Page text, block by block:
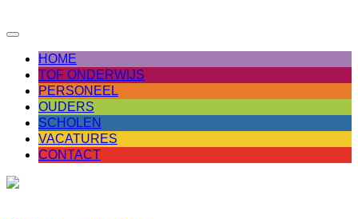
Toggle
navigation
HOME
TOF ONDERWIJS
PERSONEEL
OUDERS
SCHOLEN
VACATURES
CONTACT